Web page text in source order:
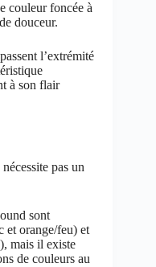
couleur foncée à
douceur.
l’extrémité
à son flair
pas un
sont
et orange/feu) et
mais il existe
de couleurs au